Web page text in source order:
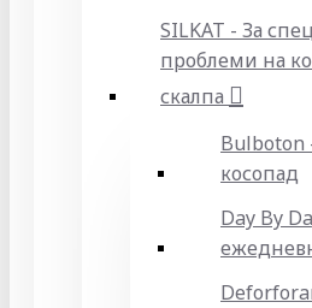
SILKAT - За
проблеми на
скалпа
Bulboton
косопад
Day By